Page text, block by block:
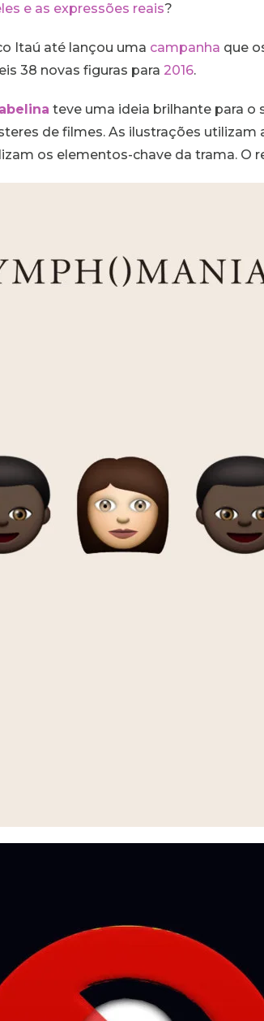
e as expressões reais?
Itaú até lançou uma campanha que
38 novas figuras para 2016.
teve uma ideia brilhante para o
de filmes. As ilustrações
os elementos-chave da trama. O